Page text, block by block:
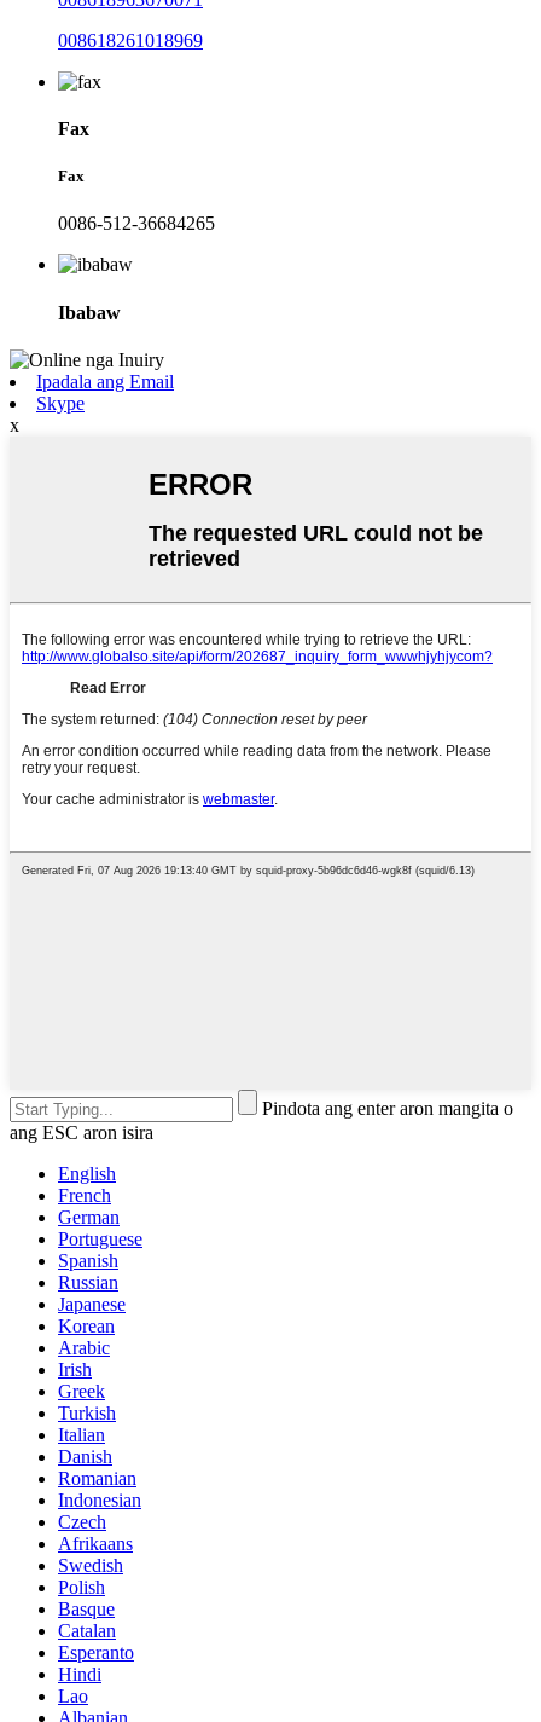
008618261018969
Fax
Fax
0086-512-36684265
Ibabaw
Ipadala ang Email
Skype
x
Pindota ang enter aron mangita o
ang ESC aron isira
English
French
German
Portuguese
Spanish
Russian
Japanese
Korean
Arabic
Irish
Greek
Turkish
Italian
Danish
Romanian
Indonesian
Czech
Afrikaans
Swedish
Polish
Basque
Catalan
Esperanto
Hindi
Lao
Albanian